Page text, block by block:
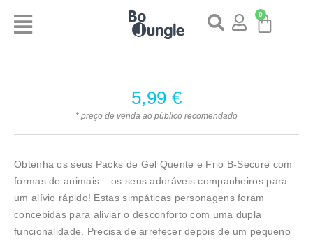
0
5,99 €
* preço de venda ao público recomendado
Obtenha os seus Packs de Gel Quente e Frio B-Secure com
formas de animais – os seus adoráveis companheiros para
um alívio rápido! Estas simpáticas personagens foram
concebidas para aliviar o desconforto com uma dupla
funcionalidade. Precisa de arrefecer depois de um pequeno